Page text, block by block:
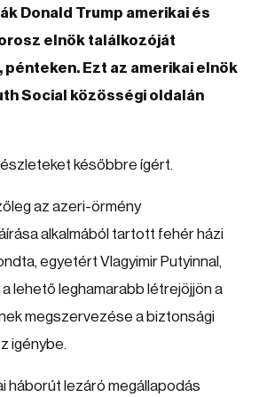
Donald Trump amerikai és
elnök találkozóját
pénteken. Ezt az amerikai elnök
Social közösségi oldalán
későbbre ígért.
az azeri-örmény
alkalmából tartott fehér házi
egyetért Vlagyimir Putyinnal,
a lehető leghamarabb létrejöjjön a
megszervezése a biztonsági
igénybe.
háborút lezáró megállapodás